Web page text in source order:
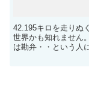
42.195キロを走りぬ
世界かも知れません
は勘弁・・という人